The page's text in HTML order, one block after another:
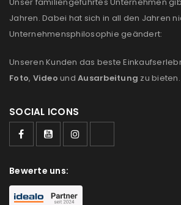
Jahren. Dabei hat sich in all den Jahren
Unternehmensphilosophie geändert:
Unseren Kunden das beste
Foto, Video und Ausarbeitung zu bieten.
SOCIAL ICONS
Bewerte uns: